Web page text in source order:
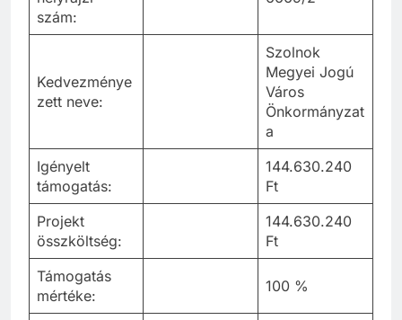
szám:
Kedvezménye
zett neve:
Szolnok
Megyei Jogú
Város
Önkormányzat
a
Igényelt
támogatás:
144.630.240
Ft
Projekt
összköltség:
144.630.240
Ft
Támogatás
mértéke:
100 %